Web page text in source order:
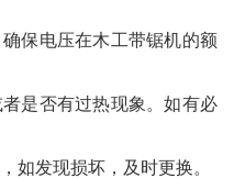
保电压在木工带锯机的额
是否有过热现象。如有必
如发现损坏，及时更换。